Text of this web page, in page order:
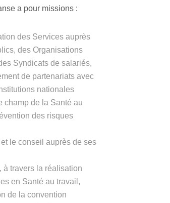
a pour missions :
des Services auprès
des Organisations
Syndicats de salariés,
de partenariats avec
nationales
champ de la Santé au
des risques
et le conseil auprès de ses
à travers la réalisation
en Santé au travail,
de la convention